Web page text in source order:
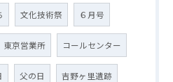
文化技術祭 ６月号
東京営業所 コールセンター
父の日 吉野ヶ里遺跡